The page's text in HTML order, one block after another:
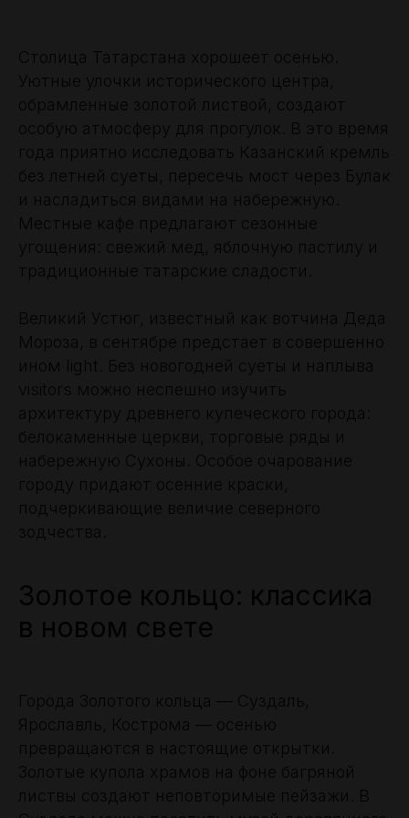
Столица Татарстана хорошеет осенью.
Уютные улочки исторического центра,
обрамленные золотой листвой, создают
особую атмосферу для прогулок. В это время
года приятно исследовать Казанский кремль
без летней суеты, пересечь мост через Булак
и насладиться видами на набережную.
Местные кафе предлагают сезонные
угощения: свежий мед, яблочную пастилу и
традиционные татарские сладости.
Великий Устюг, известный как вотчина Деда
Мороза, в сентябре предстает в совершенно
ином light. Без новогодней суеты и наплыва
visitors можно неспешно изучить
архитектуру древнего купеческого города:
белокаменные церкви, торговые ряды и
набережную Сухоны. Особое очарование
городу придают осенние краски,
подчеркивающие величие северного
зодчества.
Золотое кольцо: классика
в новом свете
Города Золотого кольца — Суздаль,
Ярославль, Кострома — осенью
превращаются в настоящие открытки.
Золотые купола храмов на фоне багряной
листвы создают неповторимые пейзажи. В